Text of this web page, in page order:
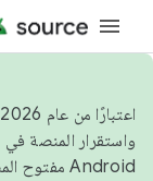
واستقرار المنصة